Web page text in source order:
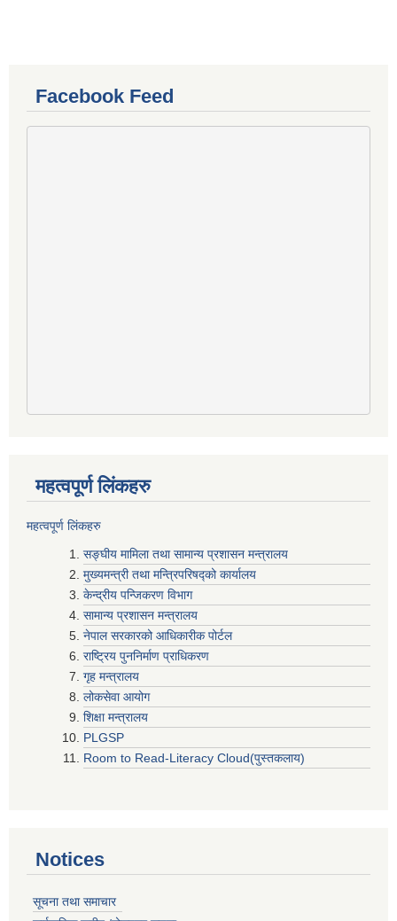
Facebook Feed
महत्वपूर्ण लिंकहरु
महत्वपूर्ण लिंकहरु
सङ्घीय मामिला तथा सामान्य प्रशासन मन्त्रालय
मुख्यमन्त्री तथा मन्त्रिपरिषद्‍को कार्यालय
केन्द्रीय पन्जिकरण विभाग
सामान्य प्रशासन मन्त्रालय
नेपाल सरकारको आधिकारीक पोर्टल
राष्ट्रिय पुननिर्माण प्राधिकरण
गृह मन्त्रालय
लोकसेवा आयोग
शिक्षा मन्त्रालय
PLGSP
Room to Read-Literacy Cloud(पुस्तकलाय)
Notices
सूचना तथा समाचार